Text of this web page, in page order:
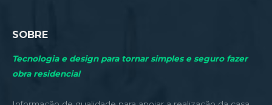
SOBRE
Tecnologia e design para tornar simples e seguro fazer
obra residencial